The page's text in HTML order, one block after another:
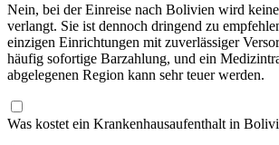
Nein, bei der Einreise nach Bolivien wird
verlangt. Sie ist dennoch dringend zu
einzigen Einrichtungen mit zuverlässiger
häufig sofortige Barzahlung, und ein
abgelegenen Region kann sehr teuer werden.
Was kostet ein Krankenhausaufenthalt in